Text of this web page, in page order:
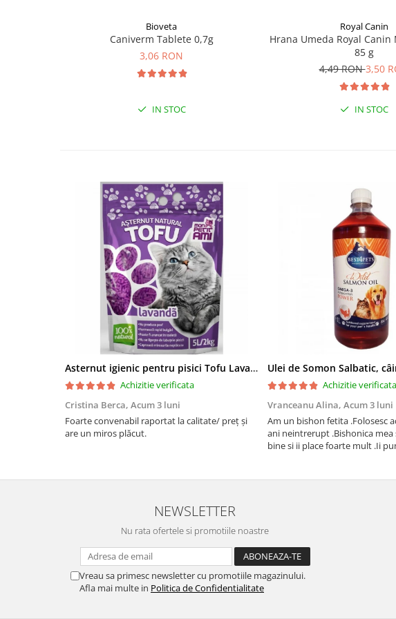
Bioveta
Caniverm Tablete 0,7g
3,06 RON
IN STOC
Royal Canin
Hrana Umeda Royal
85 g
4,49 RON3,50
IN STOC
Asternut igienic pentru pisici Tofu Lavanda, Mon Petit 5 l
Achizitie verificata
Cristina Berca, Acum 3 luni
Foarte convenabil raportat la calitate/ preț și
are un miros plăcut.
Achizitie verificata
Vranceanu Alina, Acum 3 luni
Am un bishon fetita .Folosesc
ani neintrerupt .Bishonica
bine si ii place foarte mult .Ii
NEWSLETTER
Nu rata ofertele si promotiile noastre
Vreau sa primesc newsletter cu promotiile magazinului.
Afla mai multe in Politica de Confidentialitate